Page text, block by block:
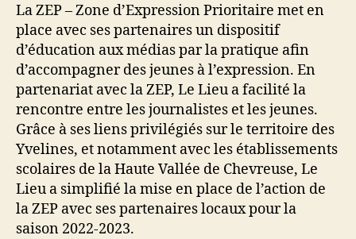
La ZEP – Zone d’Expression Prioritaire met en
place avec ses partenaires un dispositif
d’éducation aux médias par la pratique afin
d’accompagner des jeunes à l’expression. En
partenariat avec la ZEP, Le Lieu a facilité la
rencontre entre les journalistes et les jeunes.
Grâce à ses liens privilégiés sur le territoire des
Yvelines, et notamment avec les établissements
scolaires de la Haute Vallée de Chevreuse, Le
Lieu a simplifié la mise en place de l’action de
la ZEP avec ses partenaires locaux pour la
saison 2022-2023.